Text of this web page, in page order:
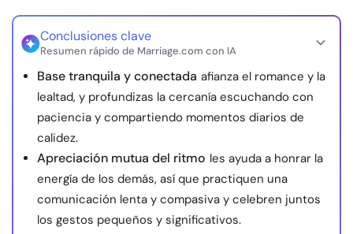
Conclusiones clave
Resumen rápido de Marriage.com con IA
Base tranquila y conectada afianza el romance y la
lealtad, y profundizas la cercanía escuchando con
paciencia y compartiendo momentos diarios de
calidez.
Apreciación mutua del ritmo les ayuda a honrar la
energía de los demás, así que practiquen una
comunicación lenta y compasiva y celebren juntos
los gestos pequeños y significativos.